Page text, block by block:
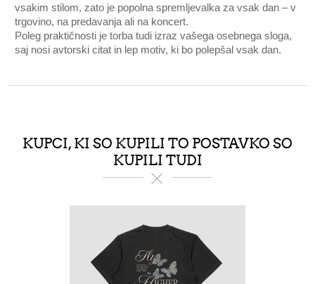
vsakim stilom, zato je popolna spremljevalka za vsak dan – v
trgovino, na predavanja ali na koncert.
Poleg praktičnosti je torba tudi izraz vašega osebnega sloga,
saj nosi avtorski citat in lep motiv, ki bo polepšal vsak dan.
KUPCI, KI SO KUPILI TO POSTAVKO SO
KUPILI TUDI